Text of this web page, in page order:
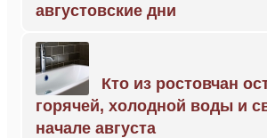
августовские дни
Кто из ростовчан
горячей, холодной воды и
начале августа